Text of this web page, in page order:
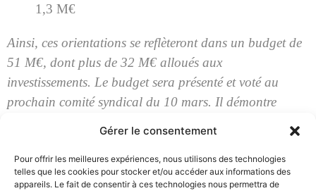
Gérer le consentement
Pour offrir les meilleures expériences, nous utilisons des technologies
telles que les cookies pour stocker et/ou accéder aux informations des
appareils. Le fait de consentir à ces technologies nous permettra de
1,3 M€
Ainsi, ces orientations se reflèteront dans un budget de
51 M€, dont plus de 32 M€ alloués aux
investissements. Le budget sera présenté et voté au
prochain comité syndical du 10 mars. Il démontre
projets.